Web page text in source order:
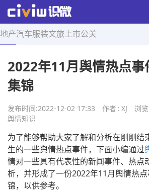
地产汽车服装文旅 上市公关
首页 > 舆情知识 > 正文
2022年11月舆情热点事
集锦
发布时间:2022-12-02 17:33 作者 : XJ 浏
舆情知识
为了能够帮助大家了解和分析在刚刚结
生的一些舆情热点事件，下面小编通过
情对一些具有代表性的新闻事件、热点
析，并形成了一份2022年11月舆情热
锦，以供参考。